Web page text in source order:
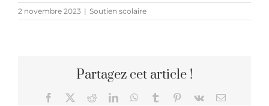
2 novembre 2023 | Soutien scolaire
Partagez cet article !
Facebook RedditLinkedInWhatsApp
Tumblr Pinterest
Vk Email